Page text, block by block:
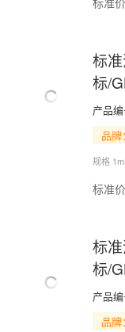
标
标/
产品编
品
规格 1mL
标准
标
标/
产品编
品